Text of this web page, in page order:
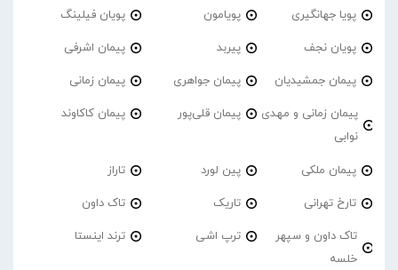
پویا جهانگیری پویامون پویان فیلینگ
پویان نجف پیربد پیمان اشرفی
پیمان جمشیدیان پیمان جواهری پیمان زمانی
پیمان زمانی و مهدی
نوابی
پیمان قلی‌پور پیمان کاکاوند
پیمان ملکی پین لورد تاراز
تارخ تهرانی تاریک تاک داون
تاک داون و سپهر
خلسه
ترپ اشی ترند اینستا